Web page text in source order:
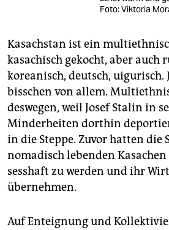
Foto: Viktoria
Kasachstan ist ein
kasachisch gekocht, aber auch
koreanisch, deutsch, uigurisch.
bisschen von allem.
deswegen, weil Josef Stalin in
Minderheiten dorthin
in die Steppe. Zuvor hatten die
nomadisch lebenden
sesshaft zu werden und ihr
übernehmen.
Auf Enteignung und